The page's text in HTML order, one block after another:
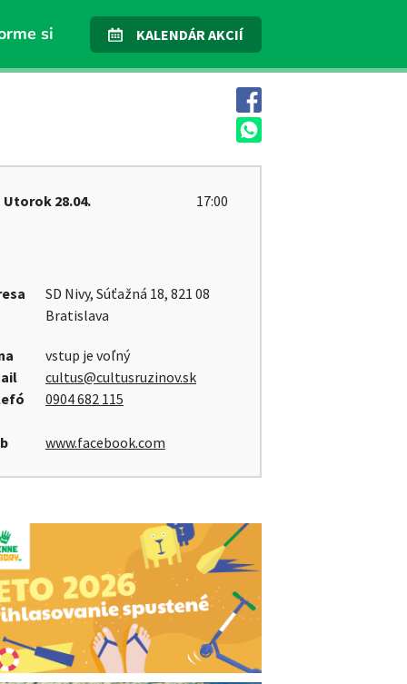
si KALENDÁR AKCIÍ
Utorok28.04. 17:00
SD Nivy, Súťažná 18, 821 08
Bratislava
vstup je voľný
cultus@cultusruzinov.sk
0904 682 115
www.facebook.com